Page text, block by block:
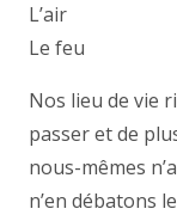
L’air
Le feu
Nos lieu de vie
passer et de
nous-mêmes
n’en débatons